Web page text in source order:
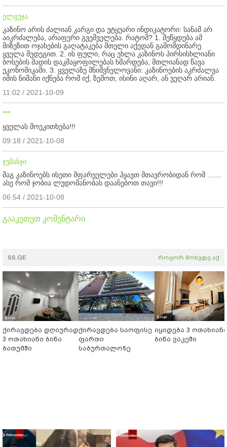
ელგუჯა
კაზინო არის ძალიან კარგი და უტყუარი ინდიკატორი: სანამ არ
აიკრძალება, არაფერი გვეშველება. რატომ? 1. შეწყდება ამ
მიზეზით ოჯახების გაღატაკება მთელი აქედან გამომდინარე
ყველა შედეგით. 2. ის ფული, რაც ეხლა კაზინოს პირსისხლიანი
ბოსების მადის დაკმაყოფილებას ხმარდება, მთლიანად წავა
ეკონომიკაში. 3. ყველაზე მნიშვნელოვანი: კაზინოების აკრძალვა
იმის ნიშანი იქნება რომ იქ, ზემოთ, ისინი აღარ, ან ვეღარ არიან.
11:02 / 2021-10-09
***
ყველას მოეკითხება!!!
09:18 / 2021-10-08
ჯუმანჯი
მაგ კაზინოებს ისეთი მფარველები ჰყავთ მთავრობიდან რომ .......
ასე რომ ჯობია ლუდომანობას დაანებოთ თავი!!!
06:54 / 2021-10-08
გააკეთეთ კომენტარი
SS.GE როგორ მოხვდე აქ
ქირავდება დღიურად
3 ოთახიანი ბინა
ბათუმში
ქირავდება საოფისე
ფართი
საბურთალოზე
იყიდება 3 ოთახიანი
ბინა ვაკეში